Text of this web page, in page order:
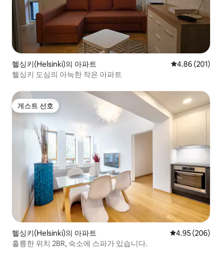
헬싱키(Helsinki)의 아파트 평점 4.86점(5
4.86 (201)
헬싱키 도심의 아늑한 작은 아파트
게스트 선호
게스트 선호
헬싱키(Helsinki)의 아파트 평점 4.95점(5
4.95 (206)
훌륭한 위치 2BR, 숙소에 스파가 있습니다.